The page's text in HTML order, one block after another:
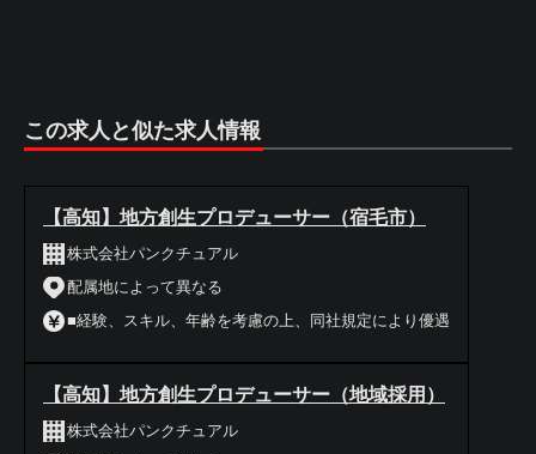
この求人と似た求人情報
【高知】地方創生プロデューサー（宿毛市）
株式会社パンクチュアル
配属地によって異なる
■経験、スキル、年齢を考慮の上、同社規定により優遇
【高知】地方創生プロデューサー（地域採用）
株式会社パンクチュアル